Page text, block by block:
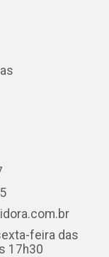
feira das
17h30